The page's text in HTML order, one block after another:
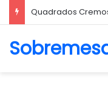
Quadrados